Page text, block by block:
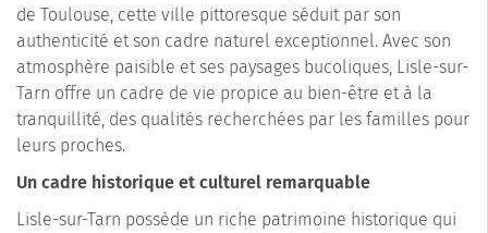
de Toulouse, cette ville pittoresque séduit par son
authenticité et son cadre naturel exceptionnel. Avec son
atmosphère paisible et ses paysages bucoliques, Lisle-sur-
Tarn offre un cadre de vie propice au bien-être et à la
tranquillité, des qualités recherchées par les familles pour
leurs proches.
Un cadre historique et culturel remarquable
Lisle-sur-Tarn possède un riche patrimoine historique qui